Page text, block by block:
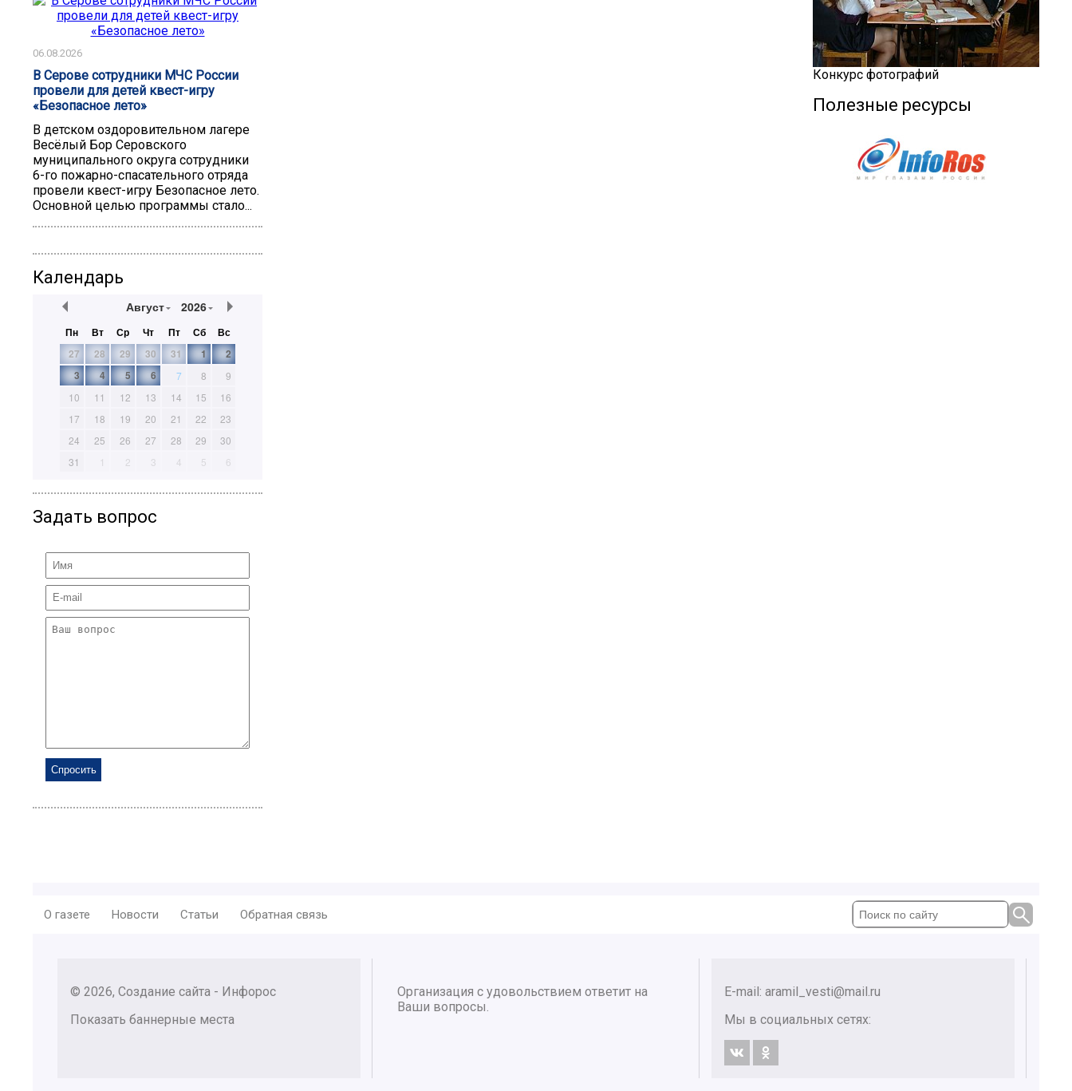
06.08.2026
В Серове сотрудники МЧС России
провели для детей квест-игру
«Безопасное лето»
В детском оздоровительном лагере
Весёлый Бор Серовского
муниципального округа сотрудники
6-го пожарно-спасательного отряда
провели квест-игру Безопасное лето.
Основной целью программы стало...
Календарь
Август 2026
Пн Вт Ср Чт Пт Сб
Вс
27
28 29 30 31 1
2
3
4 5 6 7 8
9
10
11 12 13 14 15
16
17
18 19 20 21 22
23
24
25 26 27 28 29
30
31
1 2 3 4 5 6
Задать вопрос
Конкурс фотографий
Полезные ресурсы
О газете Новости Статьи Обратная связь
© 2026, Создание сайта - Инфорос
Показать баннерные места
Организация с удовольствием ответит на
Ваши вопросы.
E-mail: aramil_vesti@mail.ru
Мы в социальных сетях: